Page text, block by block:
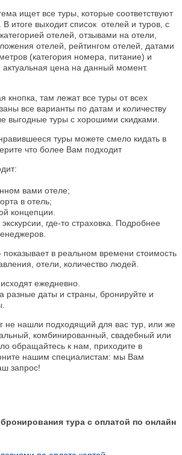
ищет все туры, которые соответствуют
итоге выходит список отелей и туров, с
отелей, отзывами на отели,
отелей, рейтингом отелей, датами
(категория номера, питание) и
цена на данный момент.
кнопка, там лежат все туры от всех
все варианты по датам и количеству
выгодные туры с хорошими скидками.
туры можете смело кидать в
что более Вам подходит
вами отеле;
в отель;
концепции.
где-то страховка. Подробнее
показывает в реальном времени стоимость
отели, количество людей.
ежедневно.
разные даты и страны, бронируйте и
не нашли подходящий для вас тур, или же
комбинированный, свадебный или
обращайтесь к нам, приходите в
нашим специалистам: мы Вам
запрос!
тура с оплатой по онлайн